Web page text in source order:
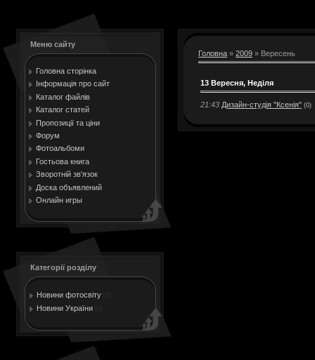
Меню сайту
Головна сторінка
Інформація про сайт
Каталог файлів
Каталог статей
Пропозиції та ціни
Форум
Фотоальбоми
Гостьова книга
Зворотній зв'язок
Доска объявлений
Онлайн игры
Категорії розділу
Новини фотосвіту
Новини України
Головна » 2009 » Вересень
13 Вересня, Неділя
21:43 Дизайн-студія "Ксенія" (0)